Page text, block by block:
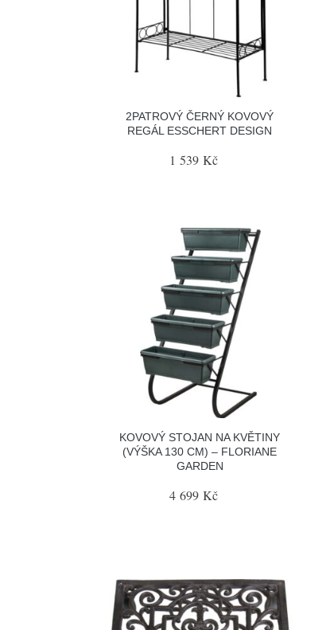
2PATROVÝ ČERNÝ KOVOVÝ
REGÁL ESSCHERT DESIGN
1 539 Kč
KOVOVÝ STOJAN NA KVĚTINY
(VÝŠKA 130 CM) – FLORIANE
GARDEN
4 699 Kč